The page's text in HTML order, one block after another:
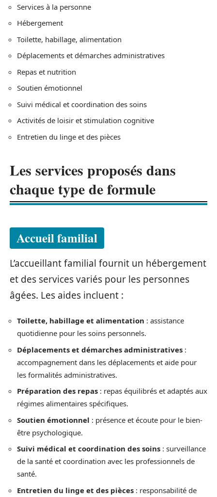
Services à la personne
Hébergement
Toilette, habillage, alimentation
Déplacements et démarches administratives
Repas et nutrition
Soutien émotionnel
Suivi médical et coordination des soins
Activités de loisir et stimulation cognitive
Entretien du linge et des pièces
Les services proposés dans
chaque type de formule
Accueil familial
L’accueillant familial fournit un hébergement
et des services variés pour les personnes
âgées. Les aides incluent :
Toilette, habillage et alimentation : assistance
quotidienne pour les soins personnels.
Déplacements et démarches administratives :
accompagnement dans les déplacements et aide pour
les formalités administratives.
Préparation des repas : repas équilibrés et adaptés aux
régimes alimentaires spécifiques.
Soutien émotionnel : présence et écoute pour le bien-
être psychologique.
Suivi médical et coordination des soins : surveillance
de la santé et coordination avec les professionnels de
santé.
Entretien du linge et des pièces : responsabilité de